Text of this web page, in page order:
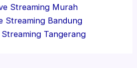
Streaming Murah
Streaming Bandung
Tangerang